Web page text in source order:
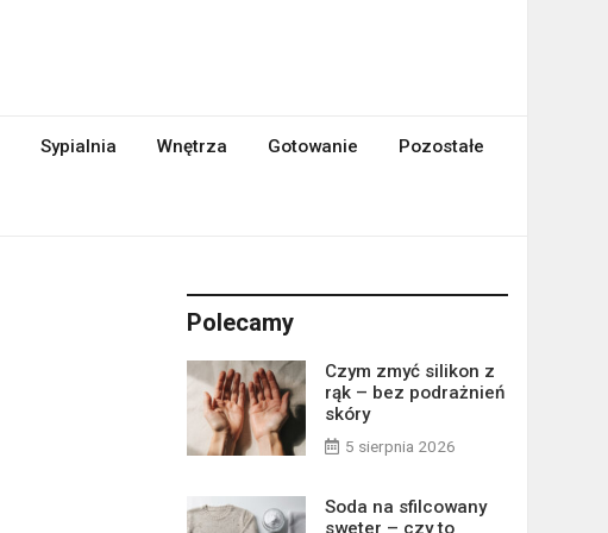
Sypialnia Wnętrza Gotowanie Pozostałe
Polecamy
Czym zmyć silikon z
rąk – bez podrażnień
skóry
5 sierpnia 2026
Soda na sfilcowany
sweter – czy to